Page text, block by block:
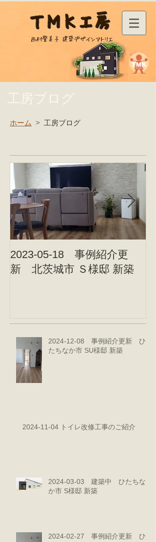
ホーム > 工房ブログ
2023-05-18 事例紹介更
新 北茨城市 Ｓ様邸 新築
2024-12-08 事例紹介更新 ひ
たちなか市 SU様邸 新築
2024-11-04 トイレ改修工事のご紹介
2024-03-03 建築中 ひたちな
か市 S様邸 新築
2024-02-27 事例紹介更新 ひ